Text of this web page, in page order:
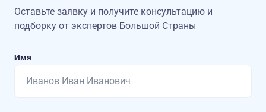
Оставьте заявку и получите консультацию и
подборку от экспертов Большой Страны
Имя